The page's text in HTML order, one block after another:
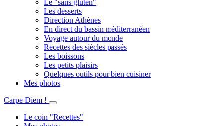
Le "sans gluten"
Les desserts
Direction Athènes
En direct du bassin méditerranéen
Voyage autour du monde
Recettes des siècles passés
Les boissons
Les petits plaisirs
Quelques outils pour bien cuisiner
Mes photos
Carpe Diem !
Le coin "Recettes"